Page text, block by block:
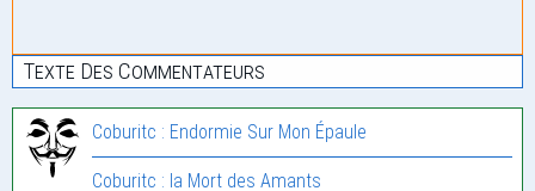
Texte Des Commentateurs
Coburitc : Endormie Sur Mon Épaule
Coburitc : la Mort des Amants